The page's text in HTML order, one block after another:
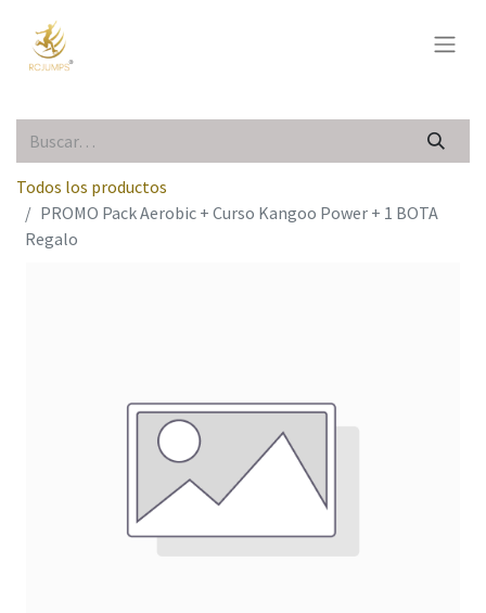
Todos los productos
PROMO Pack Aerobic + Curso Kangoo Power + 1 BOTA
Regalo